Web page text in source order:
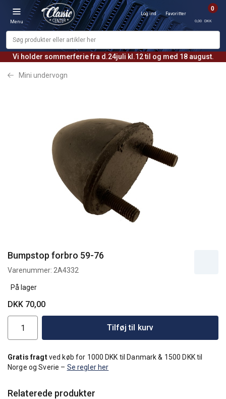
Vi holder sommerferie fra d.24juli kl.12 til og med 18 august.
Menu
Log ind Favoritter
0
0,00 DKK
Mini undervogn
Bumpstop forbro 59-76
Varenummer: 2A4332
På lager
DKK 70,00
Tilføj til kurv
Gratis fragtved køb for 1000 DKK til Danmark & 1500 DKK til
Norge og Sverie – Se regler her
Relaterede produkter